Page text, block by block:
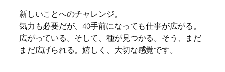
新しいことへのチャレンジ。
気力も必要だが、40手前になっても仕事が広がる。
広がっている。そして、種が見つかる。そう、まだ
まだ広げられる。嬉しく、大切な感覚です。